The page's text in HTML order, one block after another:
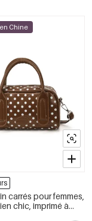
Chine
carrés pour femmes,
chic, imprimé à
PU de qualité